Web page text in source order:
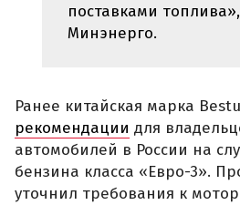
поставками
Минэнерго.
Ранее китайская марка
рекомендации для
автомобилей в России на
бензина класса «Евро-3».
уточнил требования к